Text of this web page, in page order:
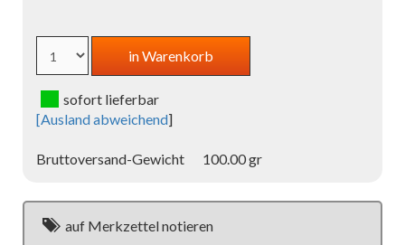
sofort lieferbar
[Ausland abweichend]
Bruttoversand-Gewicht 100.00 gr
auf Merkzettel notieren